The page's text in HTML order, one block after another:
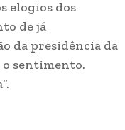
elogios dos
de já
da presidência da
o sentimento.